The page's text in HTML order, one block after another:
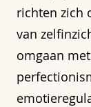
richten zich
van
omgaan